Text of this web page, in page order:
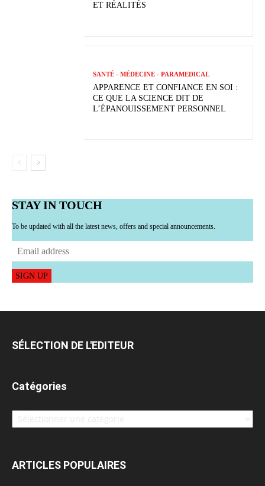
ET RÉALITÉS
SANTÉ - MÉDECINE - PARAMEDICAL
APPARENCE ET CONFIANCE EN SOI :
CE QUE LA SCIENCE DIT DE
L’ÉPANOUISSEMENT PERSONNEL
STAY IN TOUCH
To be updated with all the latest news, offers and special announcements.
SIGN UP
SÉLECTION DE L'EDITEUR
Catégories
Catégories
ARTICLES POPULAIRES